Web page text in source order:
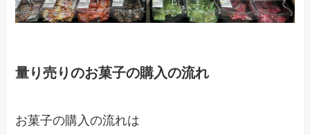
量り売りのお菓子の購入の流れ
お菓子の購入の流れは